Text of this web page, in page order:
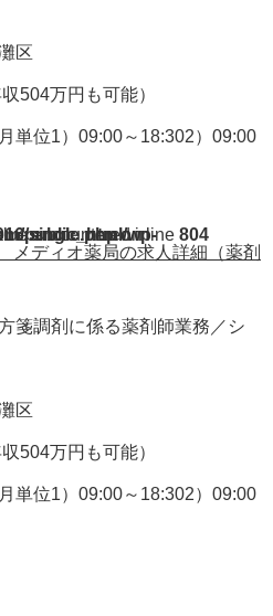
区
504万円も可能）
位1）09:00～18:302）09:00
encountered in
chill_tcd016/single.phpon line 804
メディオ薬局の求人詳細（薬剤
箋調剤に係る薬剤師業務／シ
区
504万円も可能）
位1）09:00～18:302）09:00